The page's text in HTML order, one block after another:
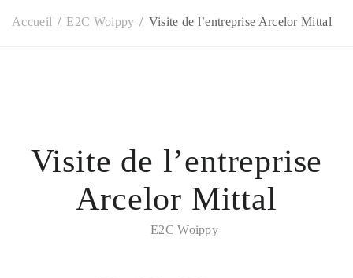
Accueil E2C Woippy Visite de l’entreprise Arcelor Mittal
Visite de l’entreprise
Arcelor Mittal
E2C Woippy